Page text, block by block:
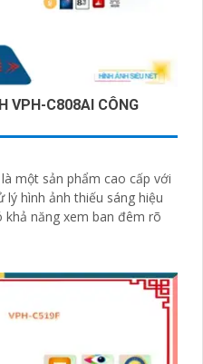
VPH-C808AI CÔNG
một sản phẩm cao cấp với
lý hình ảnh thiếu sáng hiệu